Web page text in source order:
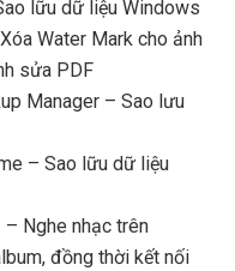
lữu dữ liệu Windows
Water Mark cho ảnh
sửa PDF
Manager – Sao lưu
– Sao lữu dữ liệu
Nghe nhạc trên
đồng thời kết nối